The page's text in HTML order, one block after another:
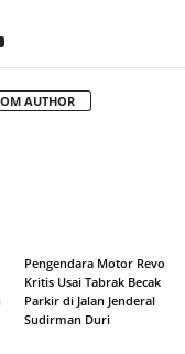
AUTHOR
Pengendara Motor Revo
Kritis Usai Tabrak Becak
Parkir di Jalan Jenderal
Sudirman Duri